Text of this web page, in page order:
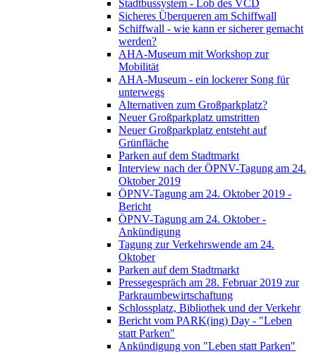
Stadtbussystem - Lob des VCD
Sicheres Überqueren am Schiffwall
Schiffwall - wie kann er sicherer gemacht
werden?
AHA-Museum mit Workshop zur
Mobilität
AHA-Museum - ein lockerer Song für
unterwegs
Alternativen zum Großparkplatz?
Neuer Großparkplatz umstritten
Neuer Großparkplatz entsteht auf
Grünfläche
Parken auf dem Stadtmarkt
Interview nach der ÖPNV-Tagung am 24.
Oktober 2019
ÖPNV-Tagung am 24. Oktober 2019 -
Bericht
ÖPNV-Tagung am 24. Oktober -
Ankündigung
Tagung zur Verkehrswende am 24.
Oktober
Parken auf dem Stadtmarkt
Pressegespräch am 28. Februar 2019 zur
Parkraumbewirtschaftung
Schlossplatz, Bibliothek und der Verkehr
Bericht vom PARK(ing) Day - "Leben
statt Parken"
Ankündigung von "Leben statt Parken"